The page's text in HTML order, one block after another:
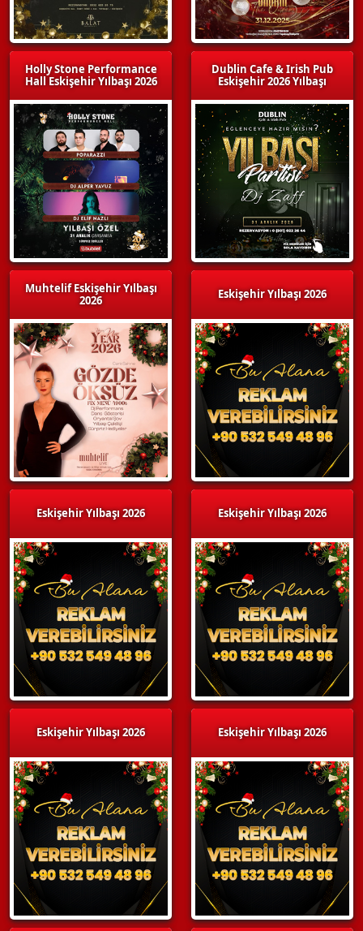
Holly Stone Performance
Hall Eskişehir Yılbaşı 2026
Muhtelif Eskişehir Yılbaşı
2026
Eskişehir Yılbaşı 2026
Eskişehir Yılbaşı 2026
Dublin Cafe & Irish Pub
Eskişehir 2026 Yılbaşı
Eskişehir Yılbaşı 2026
Eskişehir Yılbaşı 2026
Eskişehir Yılbaşı 2026